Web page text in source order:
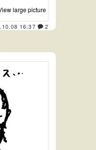
large picture
16:37 2